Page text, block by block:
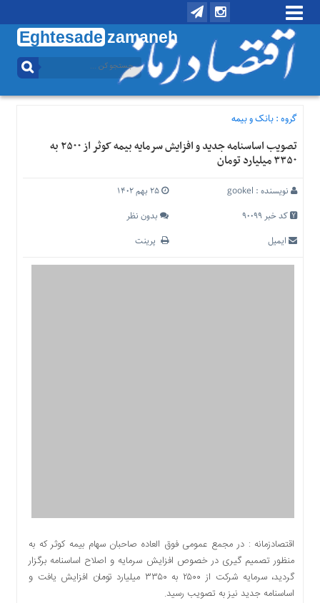
Eghtesade zamaneh
منوی
تماس
درباره
منوی
خانه
اقتصادی
اجتماعی
معدن
نفت
انرژی
فناوری
گروه :بانک و بیمه
تصویب اساسنامه جدید و افزایش سرمایه بیمه کوثر از ۲۵۰۰ به
۳۳۵۰ میلیارد تومان
نویسنده : gookel
۲۵ بهم ۱۴۰۲
کد خبر 90099
بدون نظر
ایمیل
پرینت
اقتصادزمانه : در مجمع عمومی فوق العاده صاحبان سهام بیمه کوثر که به
منظور تصمیم گیری در خصوص افزایش سرمایه و اصلاح اساسنامه برگزار
گردید، سرمایه شرکت از ۲۵۰۰ به ۳۳۵۰ میلیارد تومان افزایش یافت و
اساسنامه جدید نیز به تصویب رسید.